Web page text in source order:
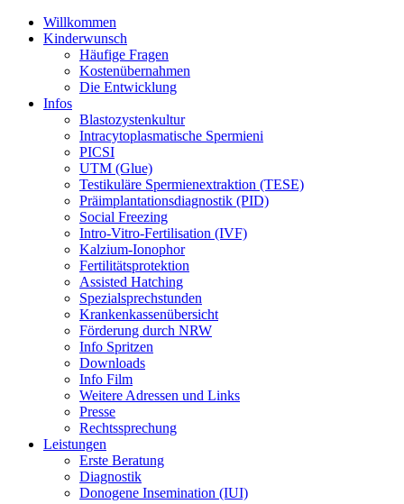
Willkommen
Kinderwunsch
Häufige Fragen
Kostenübernahmen
Die Entwicklung
Infos
Blastozystenkultur
Intracytoplasmatische Spermieni
PICSI
UTM (Glue)
Testikuläre Spermienextraktion (TESE)
Präimplantationsdiagnostik (PID)
Social Freezing
Intro-Vitro-Fertilisation (IVF)
Kalzium-Ionophor
Fertilitätsprotektion
Assisted Hatching
Spezialsprechstunden
Krankenkassenübersicht
Förderung durch NRW
Info Spritzen
Downloads
Info Film
Weitere Adressen und Links
Presse
Rechtssprechung
Leistungen
Erste Beratung
Diagnostik
Donogene Insemination (IUI)